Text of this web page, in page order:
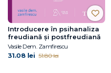
Introducere în psihanaliza
freudiană şi postfreudiană
Vasile Dem. Zamfirescu
31.08 lei 51.80 lei